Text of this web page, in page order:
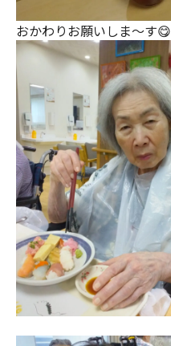
おかわりお願いしま～す😋